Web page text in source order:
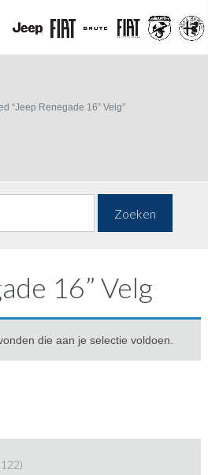
“Jeep Renegade 16” Velg”
Zoeken
16” Velg
die aan je selectie voldoen.